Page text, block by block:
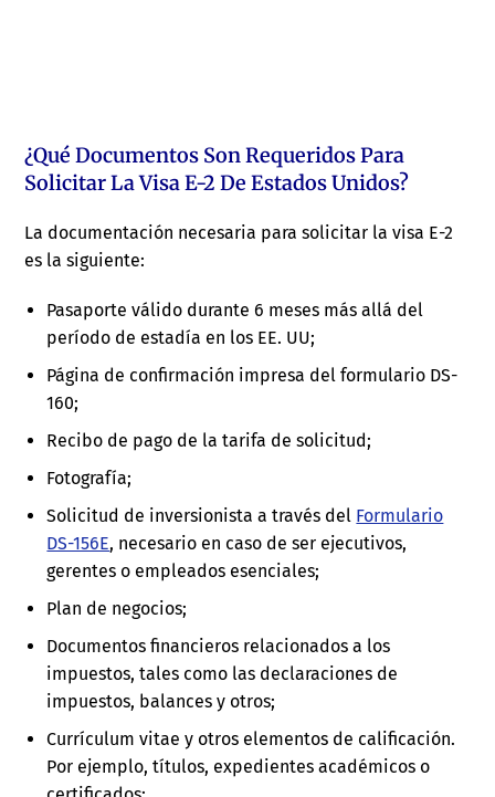
¿Qué Documentos Son Requeridos Para
Solicitar La Visa E-2 De Estados Unidos?
La documentación necesaria para solicitar la visa E-2
es la siguiente:
Pasaporte válido durante 6 meses más allá del
período de estadía en los EE. UU;
Página de confirmación impresa del formulario DS-
160;
Recibo de pago de la tarifa de solicitud;
Fotografía;
Solicitud de inversionista a través del Formulario
DS-156E, necesario en caso de ser ejecutivos,
gerentes o empleados esenciales;
Plan de negocios;
Documentos financieros relacionados a los
impuestos, tales como las declaraciones de
impuestos, balances y otros;
Currículum vitae y otros elementos de calificación.
Por ejemplo, títulos, expedientes académicos o